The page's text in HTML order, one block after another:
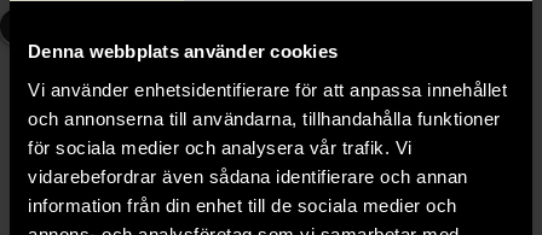
Denna webbplats använder cookies
Vi använder enhetsidentifierare för att anpassa innehållet
och annonserna till användarna, tillhandahålla funktioner
för sociala medier och analysera vår trafik. Vi
vidarebefordrar även sådana identifierare och annan
information från din enhet till de sociala medier och